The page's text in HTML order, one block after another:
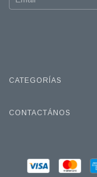
CATEGORÍAS
CONTACTÁNOS